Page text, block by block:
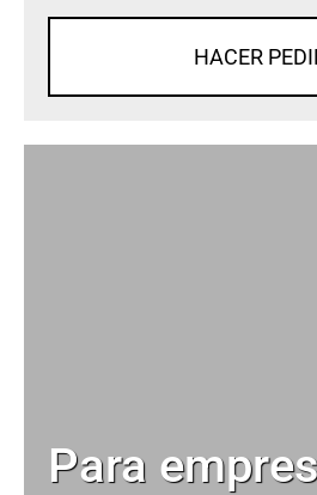
HACER
Para